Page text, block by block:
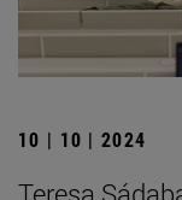
10 | 10 | 2024